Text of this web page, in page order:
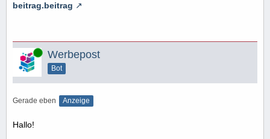
beitrag.beitrag
Online Werbepost
Bot
Gerade eben Anzeige
Hallo!